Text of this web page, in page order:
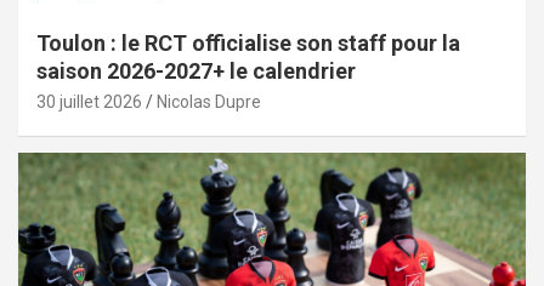
Toulon : le RCT officialise son staff pour la
saison 2026-2027+ le calendrier
30 juillet 2026 Nicolas Dupre